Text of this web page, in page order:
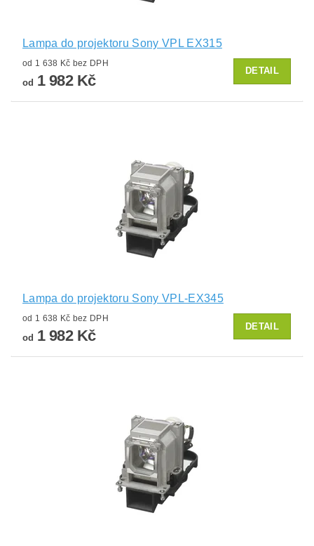
Lampa do projektoru Sony VPL EX315
od 1 638 Kč bez DPH
od 1 982 Kč
DETAIL
Lampa do projektoru Sony VPL-EX345
od 1 638 Kč bez DPH
od 1 982 Kč
DETAIL